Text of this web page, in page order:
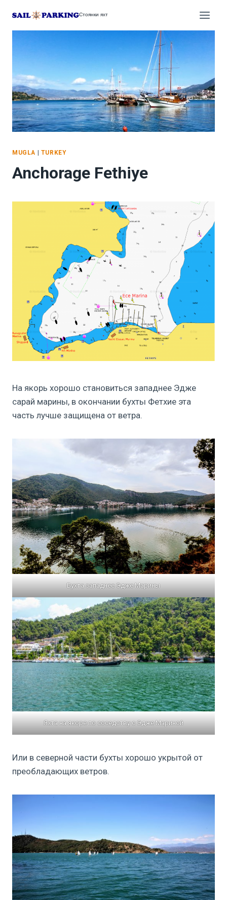
содержимому
Стоянки яхт
MUGLA TURKEY
Anchorage Fethiye
На якорь хорошо становиться западнее Эдже
сарай марины, в окончании бухты Фетхие эта
часть лучше защищена от ветра.
Бухта западнее Эдже Марины
Яхта на якоре по соседству с Эдже Мариной
Или в северной части бухты хорошо укрытой от
преобладающих ветров.